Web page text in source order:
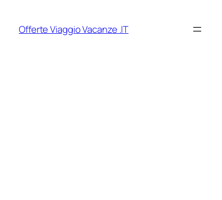
contenuto
Offerte Viaggio Vacanze .IT